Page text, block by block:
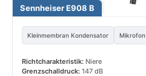
Sennheiser E908 B
Kleinmembran Kondensator Mikrofon
Richtcharakteristik: Niere
Grenzschalldruck: 147 dB